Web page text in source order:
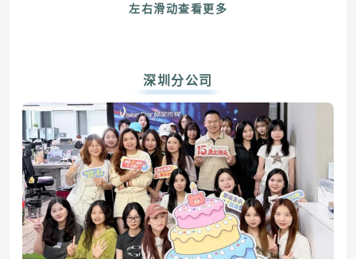
左右滑动查看更多
深圳分公司